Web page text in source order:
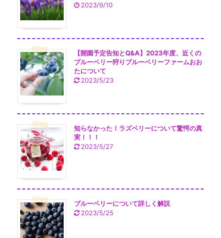
2023/9/10
【開園予定告知とQ&A】2023年度、近くの
ブルーベリー狩りブルーベリーファームおお
たについて
2023/5/23
知らなかった！ラズベリーについて驚愕の真
実！！！
2023/5/27
ブルーベリーについて詳しく解説
2023/5/25